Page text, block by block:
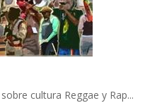
cultura Reggae y Rap...